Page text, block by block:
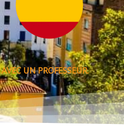
UN PROFESSEUR.